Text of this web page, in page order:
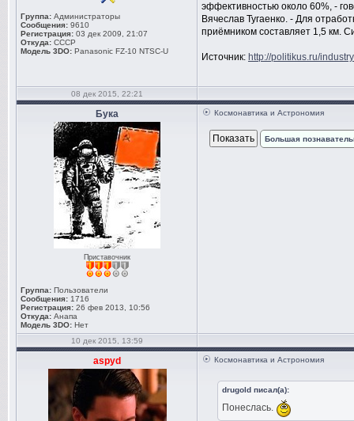
Группа: Администраторы
Сообщения: 9610
Регистрация: 03 дек 2009, 21:07
Откуда: СССР
Модель 3DO: Panasonic FZ-10 NTSC-U
эффективностью около 60%, -
Вячеслав Тугаенко. - Для
приёмником составляет 1,5 км.
Источник: http://politikus.ru/
08 дек 2015, 22:21
Бука
Приставочник
Группа: Пользователи
Сообщения: 1716
Регистрация: 26 фев 2013, 10:56
Откуда: Анапа
Модель 3DO: Нет
Космонавтика и Астрономия
Большая
10 дек 2015, 13:59
aspyd Космонавтика и Астрономия
drugold писал(а):
Понеслась.